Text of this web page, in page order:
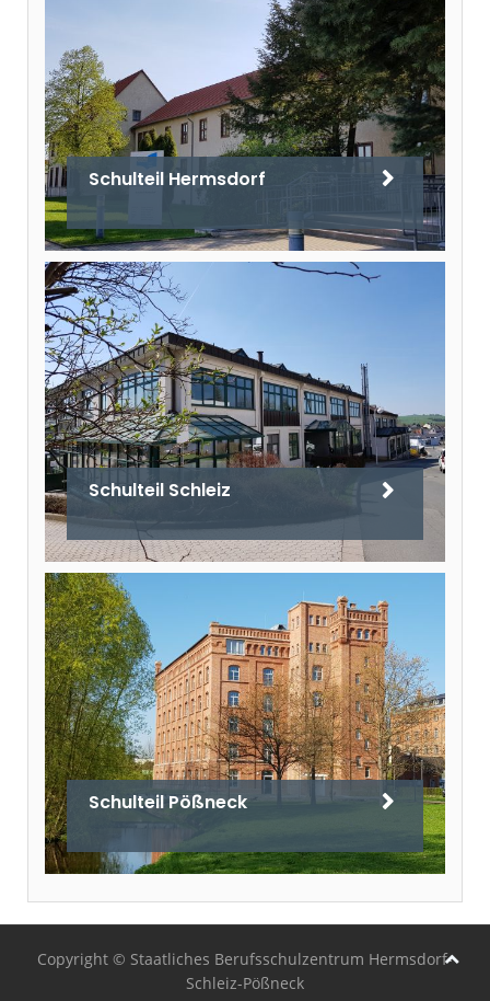
Schulteil Hermsdorf
Schulteil Schleiz
Schulteil Pößneck
Copyright © Staatliches Berufsschulzentrum Hermsdorf-
Schleiz-Pößneck